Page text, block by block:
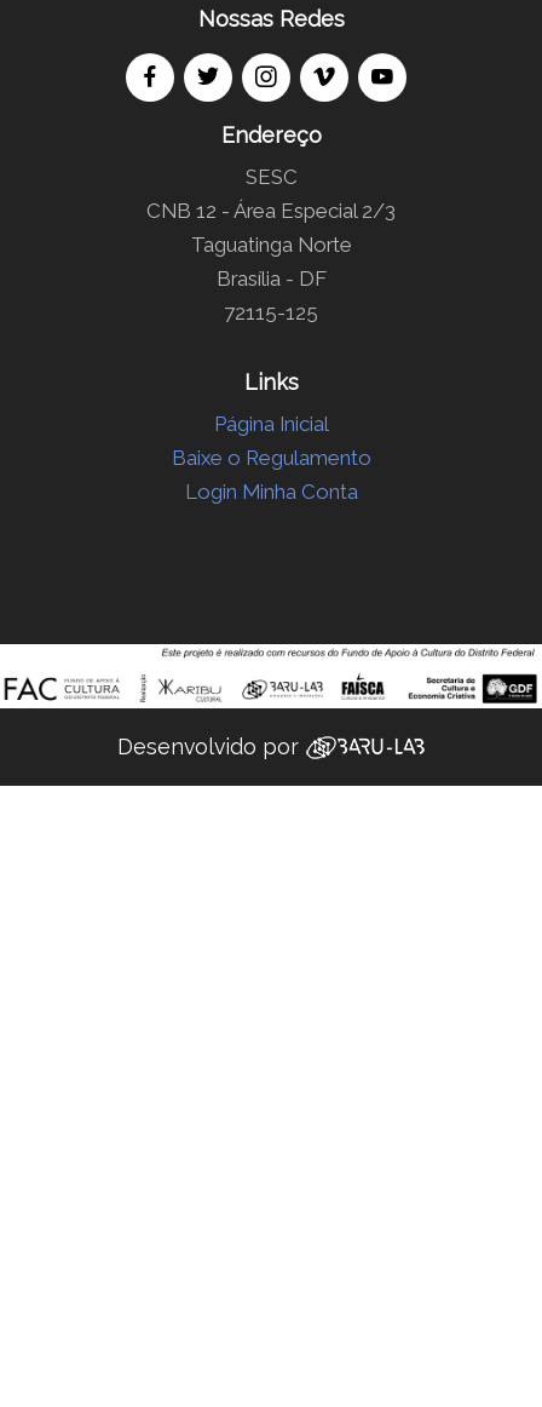
Nossas Redes
Endereço
SESC
CNB 12 - Área Especial 2/3
Taguatinga Norte
Brasília - DF
72115-125
Links
Página Inicial
Baixe o Regulamento
Login Minha Conta
Desenvolvido por ‌